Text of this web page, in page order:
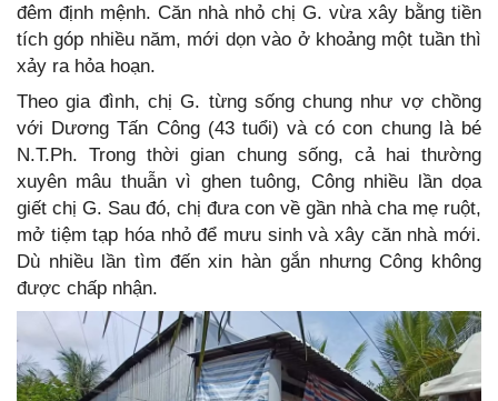
đêm định mệnh. Căn nhà nhỏ chị G. vừa xây bằng tiền
tích góp nhiều năm, mới dọn vào ở khoảng một tuần thì
xảy ra hỏa hoạn.
Theo gia đình, chị G. từng sống chung như vợ chồng
với Dương Tấn Công (43 tuổi) và có con chung là bé
N.T.Ph. Trong thời gian chung sống, cả hai thường
xuyên mâu thuẫn vì ghen tuông, Công nhiều lần dọa
giết chị G. Sau đó, chị đưa con về gần nhà cha mẹ ruột,
mở tiệm tạp hóa nhỏ để mưu sinh và xây căn nhà mới.
Dù nhiều lần tìm đến xin hàn gắn nhưng Công không
được chấp nhận.